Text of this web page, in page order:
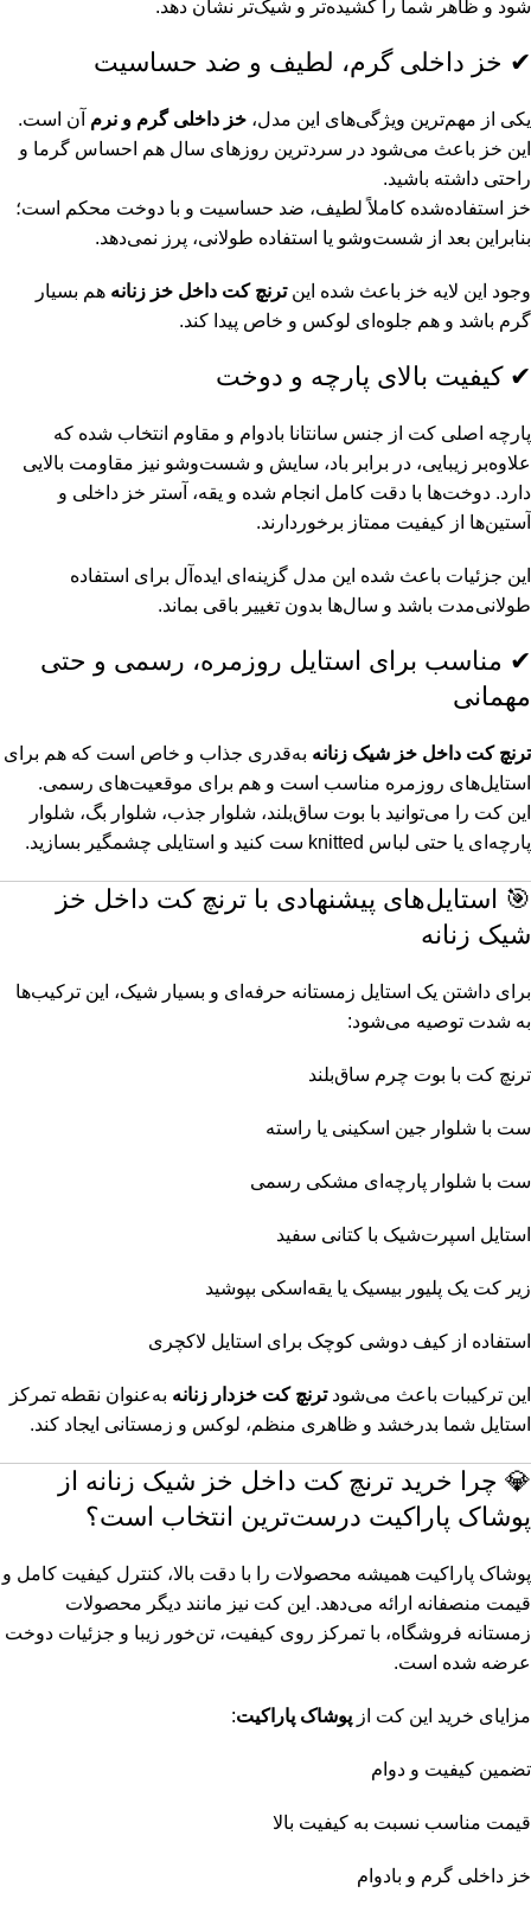
شود و ظاهر شما را کشیده‌تر و شیک‌تر نشان دهد.
✔ خز داخلی گرم، لطیف و ضد حساسیت
یکی از مهم‌ترین ویژگی‌های این مدل، خز داخلی گرم و نرم آن است.
این خز باعث می‌شود در سردترین روزهای سال هم احساس گرما و
راحتی داشته باشید.
خز استفاده‌شده کاملاً لطیف، ضد حساسیت و با دوخت محکم است؛
بنابراین بعد از شست‌وشو یا استفاده طولانی، پرز نمی‌دهد.
وجود این لایه خز باعث شده اینترنچ کت داخل خز زنانه هم بسیار
گرم باشد و هم جلوه‌ای لوکس و خاص پیدا کند.
✔ کیفیت بالای پارچه و دوخت
پارچه اصلی کت از جنس سانتانا با‌دوام و مقاوم انتخاب شده که
علاوه‌بر زیبایی، در برابر باد، سایش و شست‌وشو نیز مقاومت بالایی
دارد. دوخت‌ها با دقت کامل انجام شده و یقه، آستر خز داخلی و
آستین‌ها از کیفیت ممتاز برخوردارند.
این جزئیات باعث شده این مدل گزینه‌ای ایده‌آل برای استفاده
طولانی‌مدت باشد و سال‌ها بدون تغییر باقی بماند.
✔ مناسب برای استایل روزمره، رسمی و حتی
مهمانی
ترنچ کت داخل خز شیک زنانه به‌قدری جذاب و خاص است که هم برای
استایل‌های روزمره مناسب است و هم برای موقعیت‌های رسمی.
این کت را می‌توانید با بوت ساق‌بلند، شلوار جذب، شلوار بگ، شلوار
پارچه‌ای یا حتی لباس knitted ست کنید و استایلی چشمگیر بسازید.
🎯 استایل‌های پیشنهادی با ترنچ کت داخل خز
شیک زنانه
برای داشتن یک استایل زمستانه حرفه‌ای و بسیار شیک، این ترکیب‌ها
به‌ شدت توصیه می‌شود:
ترنچ کت با بوت چرم ساق‌بلند
ست با شلوار جین اسکینی یا راسته
ست با شلوار پارچه‌ای مشکی رسمی
استایل اسپرت‌شیک با کتانی سفید
زیر کت یک پلیور بیسیک یا یقه‌اسکی بپوشید
استفاده از کیف دوشی کوچک برای استایل لاکچری
این ترکیبات باعث می‌شودترنچ کت خزدار زنانه به‌عنوان نقطه تمرکز
استایل شما بدرخشد و ظاهری منظم، لوکس و زمستانی ایجاد کند.
💎 چرا خرید ترنچ کت داخل خز شیک زنانه از
پوشاک پاراکیت درست‌ترین انتخاب است؟
پوشاک پاراکیت همیشه محصولات را با دقت بالا، کنترل کیفیت کامل و
قیمت منصفانه ارائه می‌دهد. این کت نیز مانند دیگر محصولات
زمستانه فروشگاه، با تمرکز روی کیفیت، تن‌خور زیبا و جزئیات دوخت
عرضه شده است.
مزایای خرید این کت از پوشاک پاراکیت:
تضمین کیفیت و دوام
قیمت مناسب نسبت به کیفیت بالا
خز داخلی گرم و بادوام